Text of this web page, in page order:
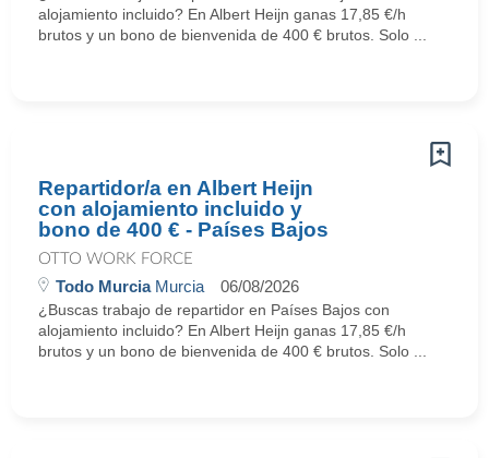
alojamiento incluido? En Albert Heijn ganas 17,85 €/h
brutos y un bono de bienvenida de 400 € brutos. Solo ...
Repartidor/a en Albert Heijn
con alojamiento incluido y
bono de 400 € - Países Bajos
OTTO WORK FORCE
Todo MurciaMurcia 06/08/2026
¿Buscas trabajo de repartidor en Países Bajos con
alojamiento incluido? En Albert Heijn ganas 17,85 €/h
brutos y un bono de bienvenida de 400 € brutos. Solo ...